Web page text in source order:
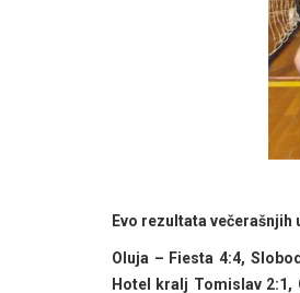
Evo rezultata večerašnjih
Oluja – Fiesta 4:4,
Hotel kralj Tomislav 2:1,